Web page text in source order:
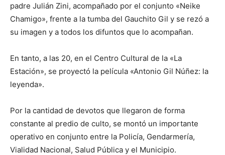
padre Julián Zini, acompañado por el conjunto «Neike
Chamigo», frente a la tumba del Gauchito Gil y se rezó a
su imagen y a todos los difuntos que lo acompañan.
En tanto, a las 20, en el Centro Cultural de la «La
Estación», se proyectó la película «Antonio Gil Núñez: la
leyenda».
Por la cantidad de devotos que llegaron de forma
constante al predio de culto, se montó un importante
operativo en conjunto entre la Policía, Gendarmería,
Vialidad Nacional, Salud Pública y el Municipio.